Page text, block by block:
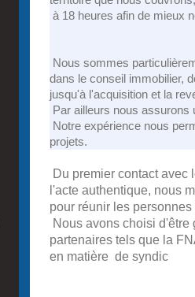
à 18 heures afin de mieux
Nous sommes
dans le conseil immobilier,
jusqu'à l'acquisition et la
Par ailleurs nous assurons
Notre expérience nous
projets.
Du premier contact avec
l'acte authentique, nous
pour réunir les
Nous avons choisi
partenaires tels que la
en matière de syndic